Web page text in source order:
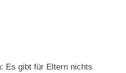
Es gibt für Eltern nichts